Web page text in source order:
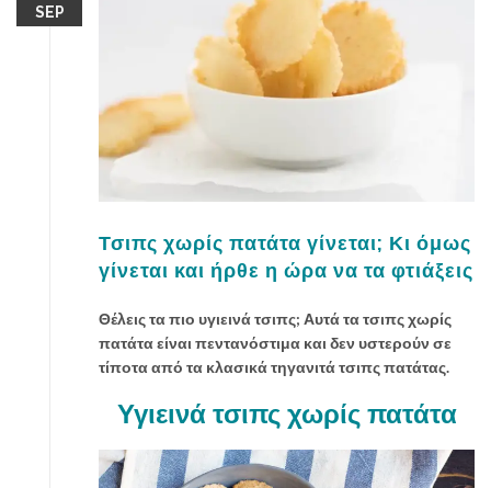
SEP
Τσιπς χωρίς πατάτα γίνεται; Κι όμως
γίνεται και ήρθε η ώρα να τα φτιάξεις
Θέλεις τα πιο υγιεινά τσιπς; Αυτά τα τσιπς χωρίς
πατάτα είναι πεντανόστιμα και δεν υστερούν σε
τίποτα από τα κλασικά τηγανιτά τσιπς πατάτας.
Υγιεινά τσιπς χωρίς πατάτα